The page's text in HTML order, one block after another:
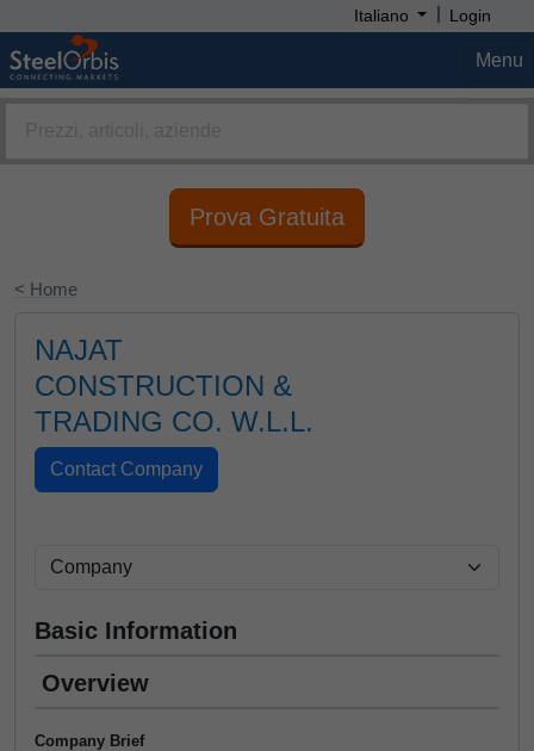
Italiano | Login
Menu
Prova Gratuita
< Home
NAJAT
CONSTRUCTION &
TRADING CO. W.L.L.
Basic Information
Overview
Company Brief